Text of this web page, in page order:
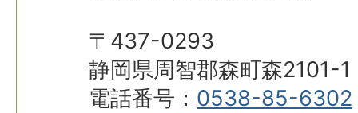
〒437-0293
静岡県周智郡森町森2101-1
電話番号： 0538-85-6302